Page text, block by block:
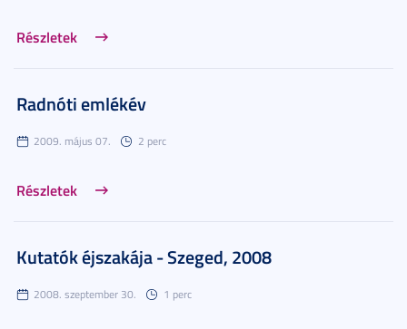
Részletek
Radnóti emlékév
2009. május 07. 2 perc
Részletek
Kutatók éjszakája - Szeged, 2008
2008. szeptember 30. 1 perc